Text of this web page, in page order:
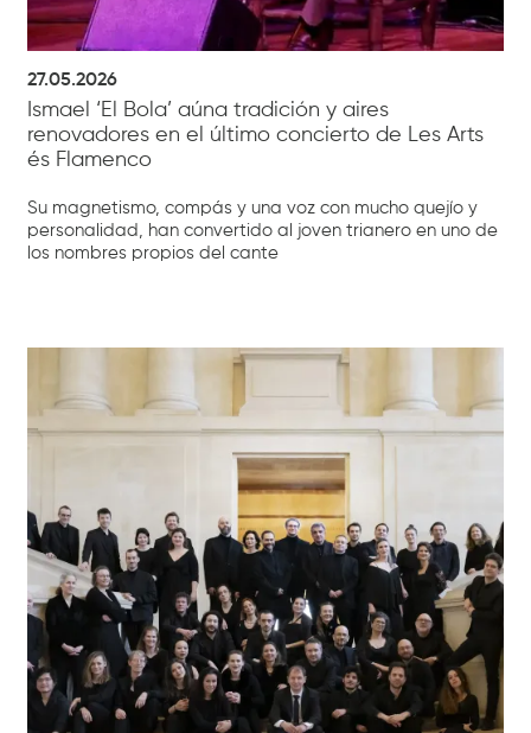
27.05.2026
Ismael ‘El Bola’ aúna tradición y aires
renovadores en el último concierto de Les Arts
és Flamenco
Su magnetismo, compás y una voz con mucho quejío y
personalidad, han convertido al joven trianero en uno de
los nombres propios del cante